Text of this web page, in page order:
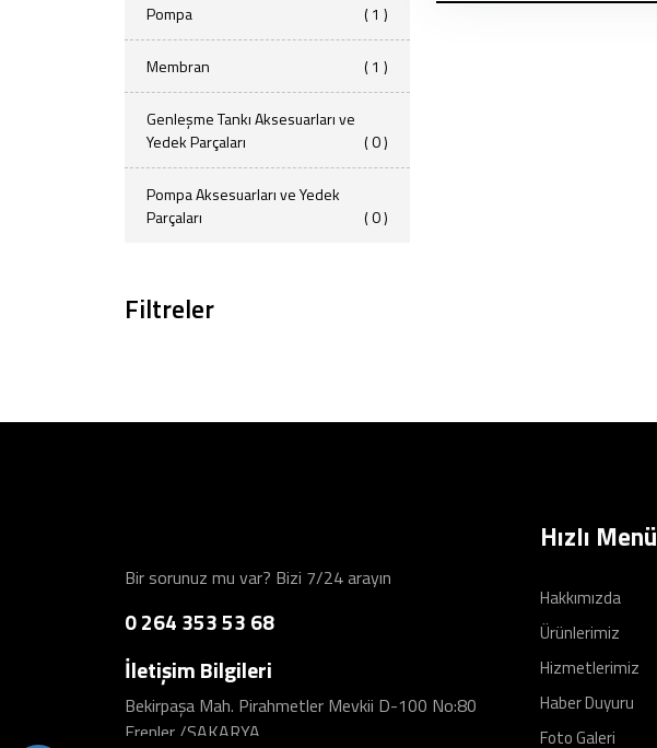
Pompa ( 1 )
Membran ( 1 )
Genleşme Tankı Aksesuarları ve
Yedek Parçaları
( 0 )
Pompa Aksesuarları ve Yedek
Parçaları
( 0 )
Filtreler
Bir sorunuz mu var? Bizi 7/24 arayın
0 264 353 53 68
İletişim Bilgileri
Bekirpaşa Mah. Pirahmetler Mevkii D-100 No:80
Erenler /SAKARYA
Hızlı Menü
Hakkımızda
Ürünlerimiz
Hizmetlerimiz
Haber Duyuru
Foto Galeri